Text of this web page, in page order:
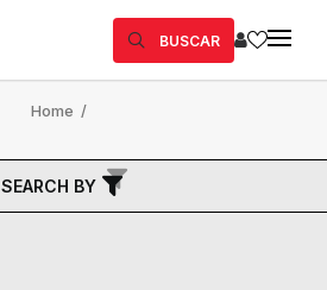
BUSCAR
Home /
SEARCH BY